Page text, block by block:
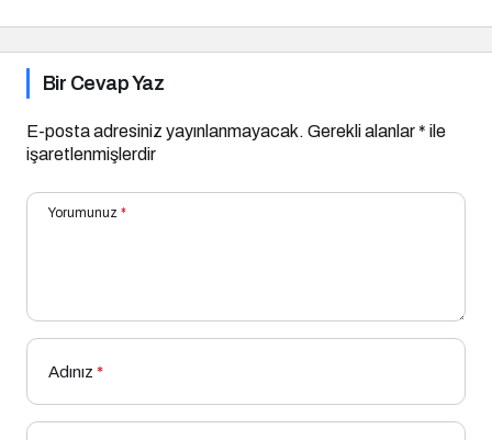
Bir Cevap Yaz
E-posta adresiniz yayınlanmayacak. Gerekli alanlar* ile
işaretlenmişlerdir
Yorumunuz *
Adınız *